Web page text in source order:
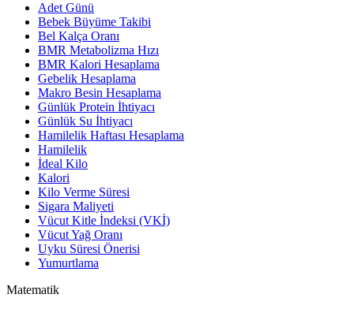
Adet Günü
Bebek Büyüme Takibi
Bel Kalça Oranı
BMR Metabolizma Hızı
BMR Kalori Hesaplama
Gebelik Hesaplama
Makro Besin Hesaplama
Günlük Protein İhtiyacı
Günlük Su İhtiyacı
Hamilelik Haftası Hesaplama
Hamilelik
İdeal Kilo
Kalori
Kilo Verme Süresi
Sigara Maliyeti
Vücut Kitle İndeksi (VKİ)
Vücut Yağ Oranı
Uyku Süresi Önerisi
Yumurtlama
Matematik